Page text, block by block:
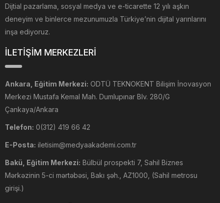
Dijtial pazarlama, sosyal medya ve e-ticarette 12 yılı aşkın
deneyim ve binlerce mezunumuzla Türkiye’nin dijital yarınlarını
inşa ediyoruz.
İLETİŞİM MERKEZLERİ
Ankara, Eğitim Merkezi: ODTÜ TEKNOKENT Bilişim İnovasyon
Merkezi Mustafa Kemal Mah. Dumlupınar Blv. 280/G
Çankaya/Ankara
Telefon: 0(312) 419 66 42
E-Posta: iletisim@medyaakademi.com.tr
Bakü, Eğitim Merkezi: Bülbül prospekti 7, Sahil Biznes
Mərkəzinin 5-ci mərtəbəsi, Bakı şəh., AZ1000, (Sahil metrosu
girişi.)